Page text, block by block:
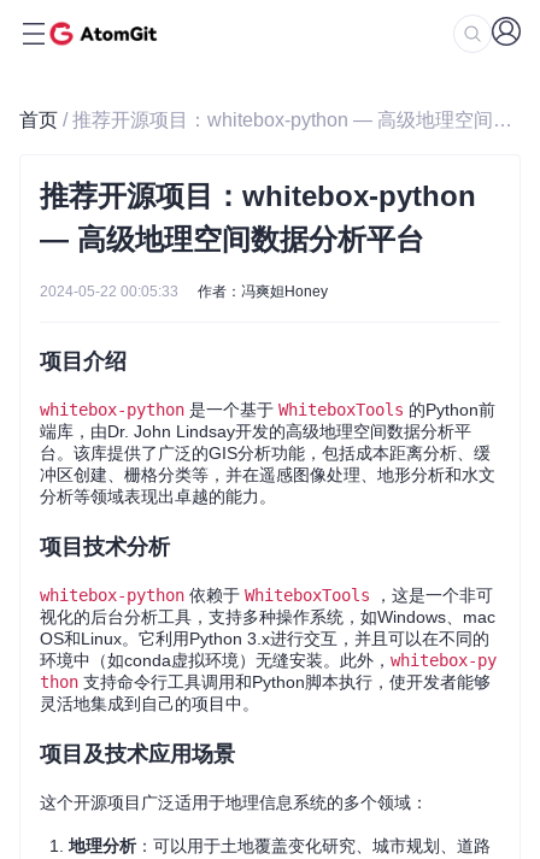
首页 / 推荐开源项目：whitebox-python — 高级地理空间数据分析平台
推荐开源项目：whitebox-python
— 高级地理空间数据分析平台
2024-05-22 00:05:33 作者：冯爽妲Honey
项目介绍
whitebox-python 是一个基于 WhiteboxTools 的Python前
端库，由Dr. John Lindsay开发的高级地理空间数据分析平
台。该库提供了广泛的GIS分析功能，包括成本距离分析、缓
冲区创建、栅格分类等，并在遥感图像处理、地形分析和水文
分析等领域表现出卓越的能力。
项目技术分析
whitebox-python 依赖于 WhiteboxTools ，这是一个非可
视化的后台分析工具，支持多种操作系统，如Windows、mac
OS和Linux。它利用Python 3.x进行交互，并且可以在不同的
环境中（如conda虚拟环境）无缝安装。此外， whitebox-py
thon 支持命令行工具调用和Python脚本执行，使开发者能够
灵活地集成到自己的项目中。
项目及技术应用场景
这个开源项目广泛适用于地理信息系统的多个领域：
地理分析：可以用于土地覆盖变化研究、城市规划、道路